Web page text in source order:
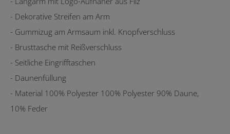
- Dekorative Streifen am Arm
- Gummizug am Armsaum inkl. Knopfverschluss
- Brusttasche mit Reißverschluss
- Seitliche Eingrifftaschen
- Daunenfüllung
- Material 100% Polyester 100% Polyester 90% Daune,
10% Feder